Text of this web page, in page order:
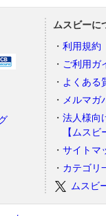
ムスビーに
利用規約
ご利用ガ
よくある
メルマガ
法人様向
【ムスビ
サイトマ
カテゴリ
ムスビ